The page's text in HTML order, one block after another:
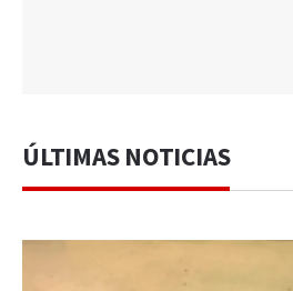
ÚLTIMAS NOTICIAS